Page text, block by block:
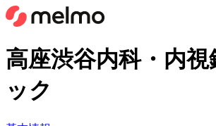
高座渋谷内科・内視
ック